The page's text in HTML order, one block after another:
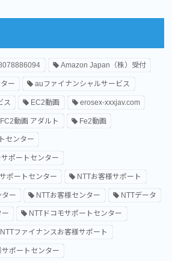
Amazon Japan（株）受付
ー auファイナンシャルサービス
ス EC2動画 erosex-xxxjav.com
FC2動画 アダルト Fe2動画
センター
ポートセンター
ポートセンター NTTお客様サポート
ー NTTお客様センター NTTデータ
ー NTTドコモサポートセンター
NTTファイナンスお客様サポート
ポートセンター